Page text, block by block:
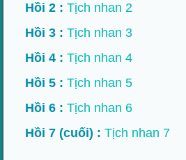
Hồi 2 : Tịch nhan 2
Hồi 3 : Tịch nhan 3
Hồi 4 : Tịch nhan 4
Hồi 5 : Tịch nhan 5
Hồi 6 : Tịch nhan 6
Hồi 7 (cuối) : Tịch nhan 7